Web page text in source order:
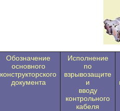
Обозначение
основного
конструкторского
документа
Исполнение
no
взрывозащите
и
вводу
контрольного
кабеля